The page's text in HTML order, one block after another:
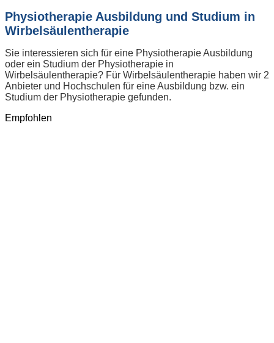
Physiotherapie Ausbildung und Studium in
Wirbelsäulentherapie
Sie interessieren sich für eine Physiotherapie Ausbildung
oder ein Studium der Physiotherapie in
Wirbelsäulentherapie? Für Wirbelsäulentherapie haben wir 2
Anbieter und Hochschulen für eine Ausbildung bzw. ein
Studium der Physiotherapie gefunden.
Empfohlen